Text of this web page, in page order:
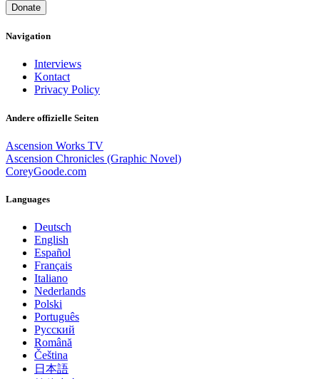
Donate
Navigation
Interviews
Kontact
Privacy Policy
Andere offizielle Seiten
Ascension Works TV
Ascension Chronicles (Graphic Novel)
CoreyGoode.com
Languages
Deutsch
English
Español
Français
Italiano
Nederlands
Polski
Português
Pусский
Română
Čeština
日本語